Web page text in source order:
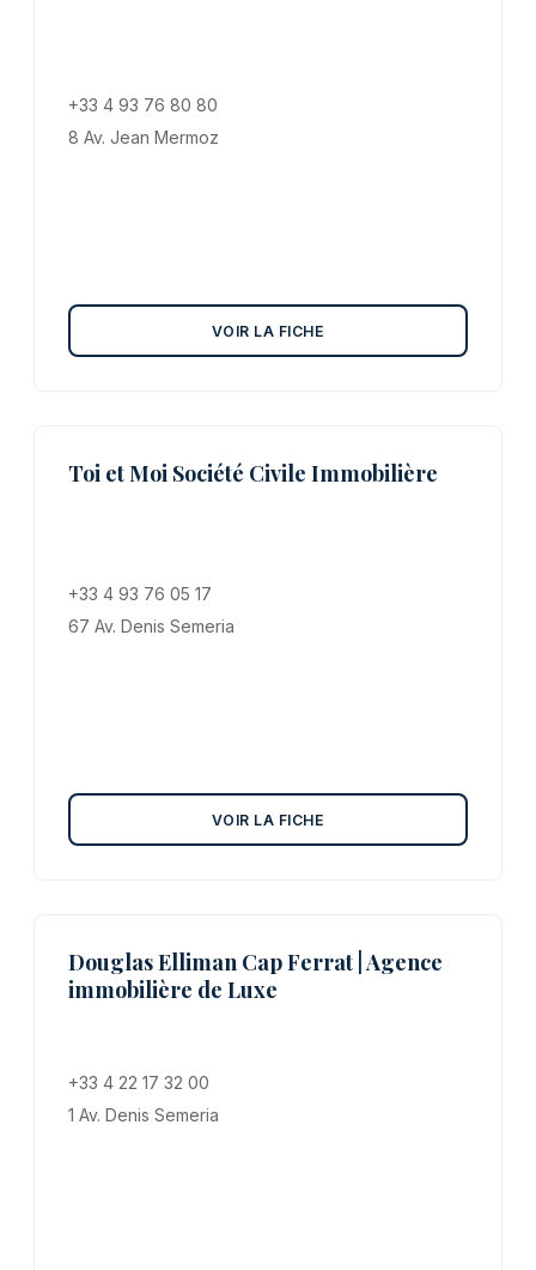
+33 4 93 76 80 80
8 Av. Jean Mermoz
VOIR LA FICHE
Toi et Moi Société Civile Immobilière
+33 4 93 76 05 17
67 Av. Denis Semeria
VOIR LA FICHE
Douglas Elliman Cap Ferrat | Agence
immobilière de Luxe
+33 4 22 17 32 00
1 Av. Denis Semeria